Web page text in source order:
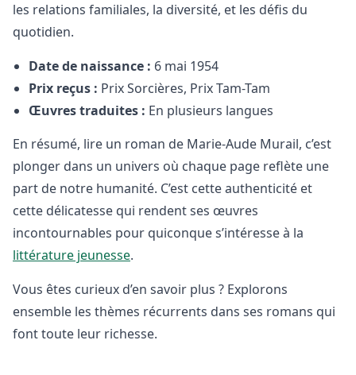
les relations familiales, la diversité, et les défis du
quotidien.
Date de naissance : 6 mai 1954
Prix reçus : Prix Sorcières, Prix Tam-Tam
Œuvres traduites : En plusieurs langues
En résumé, lire un roman de Marie-Aude Murail, c’est
plonger dans un univers où chaque page reflète une
part de notre humanité. C’est cette authenticité et
cette délicatesse qui rendent ses œuvres
incontournables pour quiconque s’intéresse à la
littérature jeunesse.
Vous êtes curieux d’en savoir plus ? Explorons
ensemble les thèmes récurrents dans ses romans qui
font toute leur richesse.